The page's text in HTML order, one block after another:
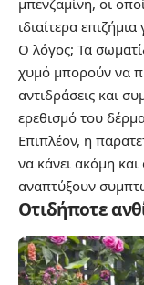
μπενζαμίνη, οι
ιδιαίτερα
Ο λόγος; Τα
χυμό μπορούν να
αντιδράσεις και
ερεθισμό του
Επιπλέον, η
να κάνει ακόμη και
αναπτύξουν
Οτιδήποτε